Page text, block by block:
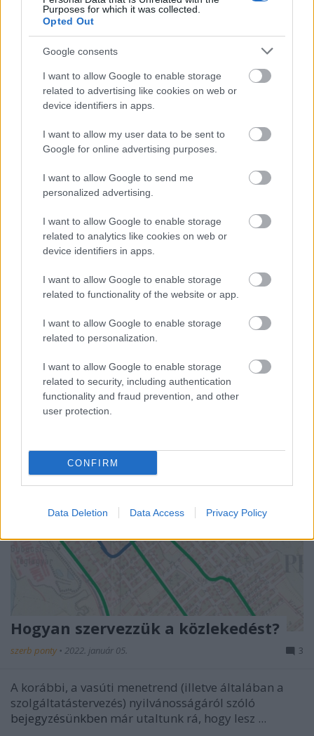
Purposes for which it was collected.
Opted Out
Google consents
I want to allow Google to enable storage
related to advertising like cookies on web or
device identifiers in apps.
I want to allow my user data to be sent to
Google for online advertising purposes.
I want to allow Google to send me
personalized advertising.
I want to allow Google to enable storage
related to analytics like cookies on web or
device identifiers in apps.
I want to allow Google to enable storage
related to functionality of the website or app.
I want to allow Google to enable storage
related to personalization.
I want to allow Google to enable storage
related to security, including authentication
functionality and fraud prevention, and other
user protection.
CONFIRM
Data Deletion Data Access Privacy Policy
Magyarországon mennyire nagy szükség lenne egy
valódi közlekedésfejlesztőre, aki az utasok és ...
Az M0 gyűrű tehermentesítése
2022. február 01.
Vendégszerzőnk, dr. Rigó Mihály újabb alapos cikke
különböző tervezők megoldási javaslatait ...
Hogyan szervezzük a közlekedést?
szerb ponty • 2022. január 05. 3
A korábbi, a vasúti menetrend (illetve általában a
szolgáltatástervezés) nyilvánosságáról szóló
bejegyzésünkben már utaltunk rá, hogy lesz ...